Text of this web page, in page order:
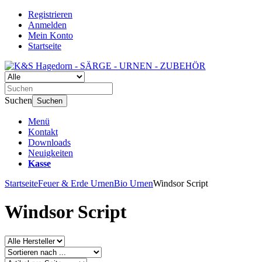
Registrieren
Anmelden
Mein Konto
Startseite
Suchen Suchen
Menü
Kontakt
Downloads
Neuigkeiten
Kasse
StartseiteFeuer & Erde UrnenBio UrnenWindsor Script
Windsor Script